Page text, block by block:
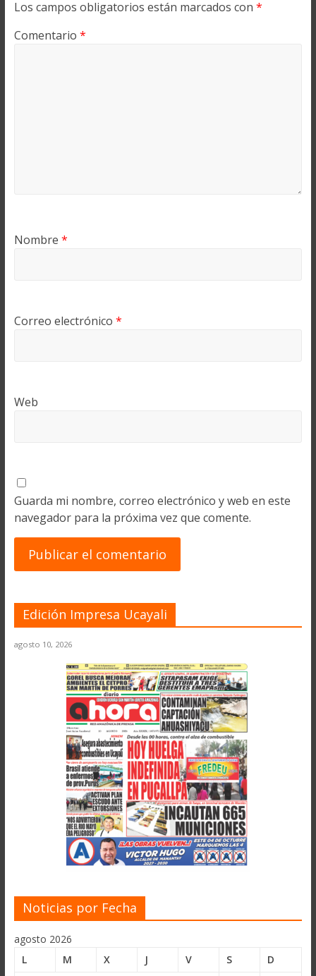
Los campos obligatorios están marcados con *
Comentario *
Nombre *
Correo electrónico *
Web
Guarda mi nombre, correo electrónico y web en este
navegador para la próxima vez que comente.
Edición Impresa Ucayali
agosto 10, 2026
Noticias por Fecha
agosto 2026
L
M X J V S
D